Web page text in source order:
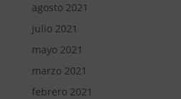
agosto 2021
julio 2021
mayo 2021
marzo 2021
febrero 2021